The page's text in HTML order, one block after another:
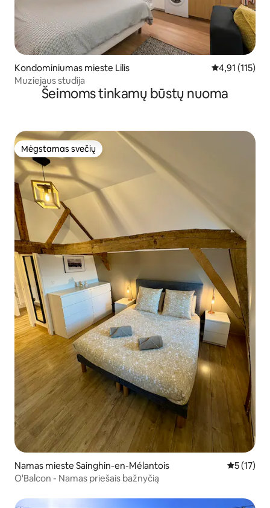
Kondominiumas mieste Lilis Vidutinis
4,91 (115)
Muziejaus studija
Šeimoms tinkamų būstų nuoma
Mėgstamas svečių
Mėgstamas svečių
Namas mieste Sainghin-en-Mélantois Vidutinis
5 (17)
O'Balcon - Namas priešais bažnyčią